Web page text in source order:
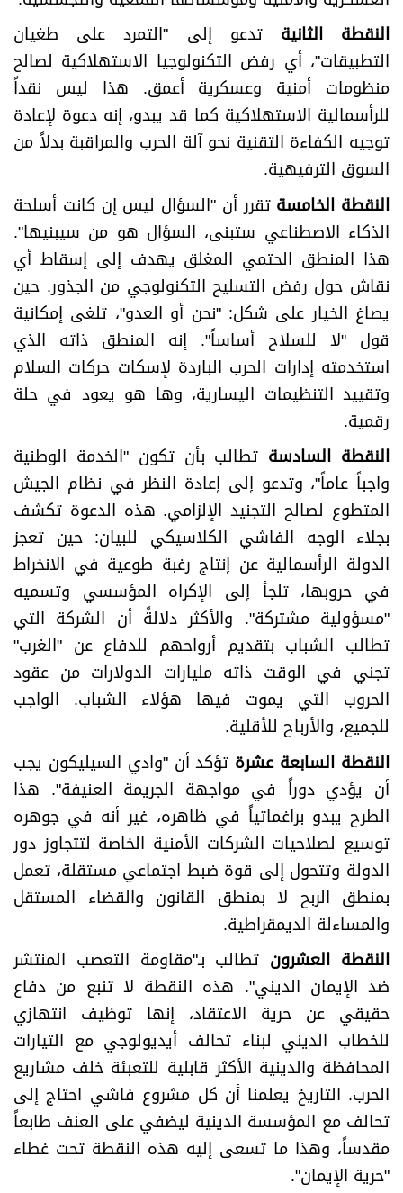
النقطة الثانية تدعو إلى "التمرد على طغيان
التطبيقات"، أي رفض التكنولوجيا الاستهلاكية لصالح
منظومات أمنية وعسكرية أعمق. هذا ليس نقداً
للرأسمالية الاستهلاكية كما قد يبدو، إنه دعوة لإعادة
توجيه الكفاءة التقنية نحو آلة الحرب والمراقبة بدلاً من
السوق الترفيهية.
النقطة الخامسة تقرر أن "السؤال ليس إن كانت أسلحة
الذكاء الاصطناعي ستبنى، السؤال هو من سيبنيها".
هذا المنطق الحتمي المغلق يهدف إلى إسقاط أي
نقاش حول رفض التسليح التكنولوجي من الجذور. حين
يصاغ الخيار على شكل: "نحن أو العدو"، تلغى إمكانية
قول "لا للسلاح أساساً". إنه المنطق ذاته الذي
استخدمته إدارات الحرب الباردة لإسكات حركات السلام
وتقييد التنظيمات اليسارية، وها هو يعود في حلة
رقمية.
النقطة السادسة تطالب بأن تكون "الخدمة الوطنية
واجباً عاماً"، وتدعو إلى إعادة النظر في نظام الجيش
المتطوع لصالح التجنيد الإلزامي. هذه الدعوة تكشف
بجلاء الوجه الفاشي الكلاسيكي للبيان: حين تعجز
الدولة الرأسمالية عن إنتاج رغبة طوعية في الانخراط
في حروبها، تلجأ إلى الإكراه المؤسسي وتسميه
"مسؤولية مشتركة". والأكثر دلالةً أن الشركة التي
تطالب الشباب بتقديم أرواحهم للدفاع عن "الغرب"
تجني في الوقت ذاته مليارات الدولارات من عقود
الحروب التي يموت فيها هؤلاء الشباب. الواجب
للجميع، والأرباح للأقلية.
النقطة السابعة عشرة تؤكد أن "وادي السيليكون يجب
أن يؤدي دوراً في مواجهة الجريمة العنيفة". هذا
الطرح يبدو براغماتياً في ظاهره، غير أنه في جوهره
توسيع لصلاحيات الشركات الأمنية الخاصة لتتجاوز دور
الدولة وتتحول إلى قوة ضبط اجتماعي مستقلة، تعمل
بمنطق الربح لا بمنطق القانون والقضاء المستقل
والمساءلة الديمقراطية.
النقطة العشرون تطالب بـ"مقاومة التعصب المنتشر
ضد الإيمان الديني". هذه النقطة لا تنبع من دفاع
حقيقي عن حرية الاعتقاد، إنها توظيف انتهازي
للخطاب الديني لبناء تحالف أيديولوجي مع التيارات
المحافظة والدينية الأكثر قابلية للتعبئة خلف مشاريع
الحرب. التاريخ يعلمنا أن كل مشروع فاشي احتاج إلى
تحالف مع المؤسسة الدينية ليضفي على العنف طابعاً
مقدساً، وهذا ما تسعى إليه هذه النقطة تحت غطاء
"حرية الإيمان".